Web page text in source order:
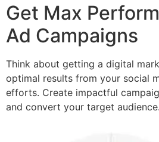
Get Max
Ad Campaigns
Think about getting a digital
optimal results from your social
efforts. Create impactful
and convert your target